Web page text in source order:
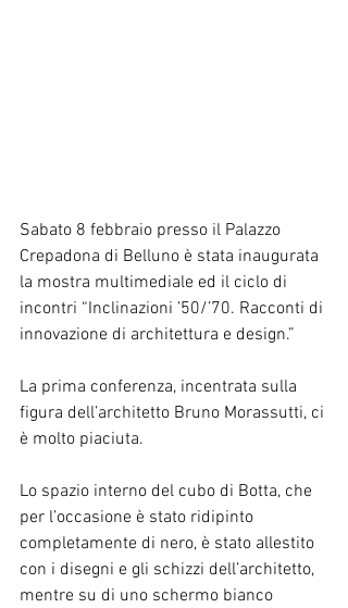
Sabato 8 febbraio presso il Palazzo
Crepadona di Belluno è stata inaugurata
la mostra multimediale ed il ciclo di
incontri “Inclinazioni ’50/’70. Racconti di
innovazione di architettura e design.”
La prima conferenza, incentrata sulla
figura dell’architetto Bruno Morassutti, ci
è molto piaciuta.
Lo spazio interno del cubo di Botta, che
per l’occasione è stato ridipinto
completamente di nero, è stato allestito
con i disegni e gli schizzi dell’architetto,
mentre su di uno schermo bianco